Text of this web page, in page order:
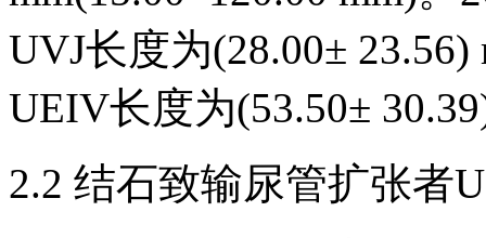
UVJ长度为(28.00±
UEIV长度为(53.50±
2.2 结石致输尿管扩张者